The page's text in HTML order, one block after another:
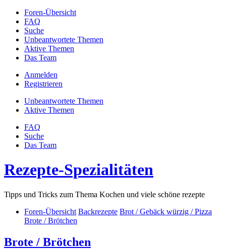
Foren-Übersicht
FAQ
Suche
Unbeantwortete Themen
Aktive Themen
Das Team
Anmelden
Registrieren
Unbeantwortete Themen
Aktive Themen
FAQ
Suche
Das Team
Rezepte-Spezialitäten
Tipps und Tricks zum Thema Kochen und viele schöne rezepte
Foren-Übersicht Backrezepte Brot / Gebäck würzig / Pizza
Brote / Brötchen
Brote / Brötchen